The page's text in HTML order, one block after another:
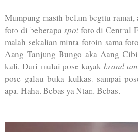
Mumpung masih belum begitu ramai,
foto di beberapa spotfoto di Central
malah sekalian minta fotoin sama
Aang Tanjung Bungo aka Aang
kali. Dari mulai pose kayak brand
pose galau buka kulkas, sampai
apa. Haha. Bebas ya Ntan. Bebas.